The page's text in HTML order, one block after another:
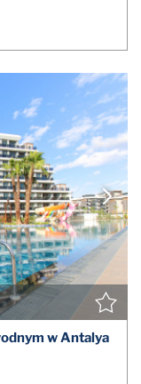
w Antalya